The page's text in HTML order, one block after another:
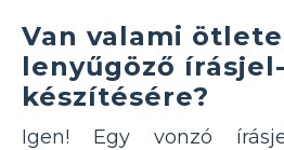
Van valami
lenyűgöző
készítésére?
Igen! Egy vonzó